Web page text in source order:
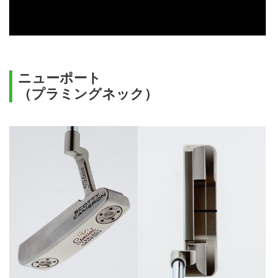
ニューポート
（プラミングネック）